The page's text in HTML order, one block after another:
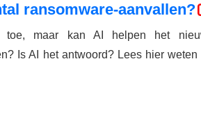
ransomware-aanvallen?
toe, maar kan AI helpen het
Is AI het antwoord? Lees hier weten